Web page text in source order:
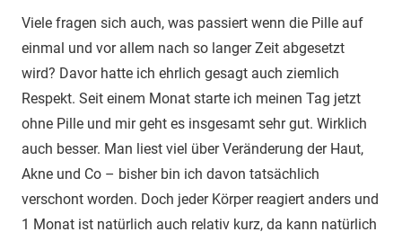
Viele fragen sich auch, was passiert wenn die Pille auf
einmal und vor allem nach so langer Zeit abgesetzt
wird? Davor hatte ich ehrlich gesagt auch ziemlich
Respekt. Seit einem Monat starte ich meinen Tag jetzt
ohne Pille und mir geht es insgesamt sehr gut. Wirklich
auch besser. Man liest viel über Veränderung der Haut,
Akne und Co – bisher bin ich davon tatsächlich
verschont worden. Doch jeder Körper reagiert anders und
1 Monat ist natürlich auch relativ kurz, da kann natürlich